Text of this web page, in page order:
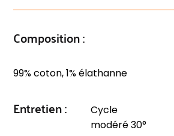
Composition :
99% coton, 1% élathanne
Entretien :
Cycle
modéré 30°